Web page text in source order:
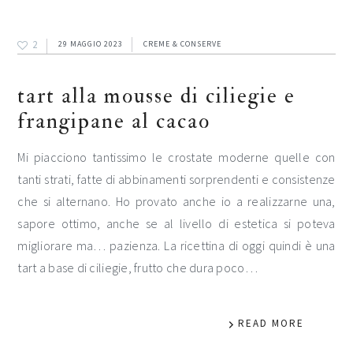
2 29 MAGGIO 2023 CREME & CONSERVE
tart alla mousse di ciliegie e
frangipane al cacao
Mi piacciono tantissimo le crostate moderne quelle con
tanti strati, fatte di abbinamenti sorprendenti e consistenze
che si alternano. Ho provato anche io a realizzarne una,
sapore ottimo, anche se al livello di estetica si poteva
migliorare ma… pazienza. La ricettina di oggi quindi è una
tart a base di ciliegie, frutto che dura poco…
READ MORE